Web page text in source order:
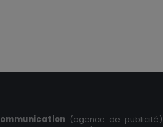
(agence de publicité)